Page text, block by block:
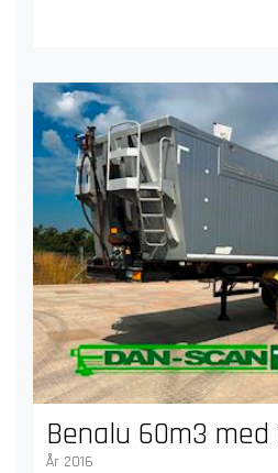
Benalu 60m3
År 2016